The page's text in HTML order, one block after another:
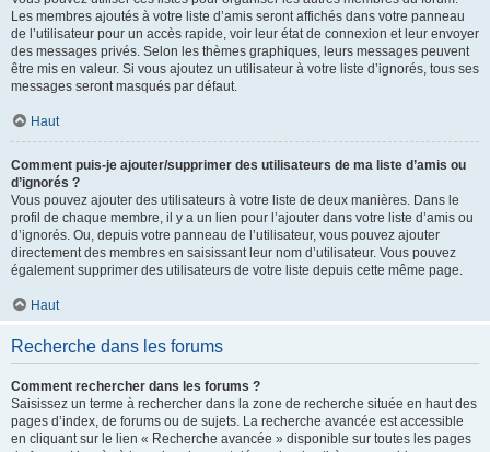
Les membres ajoutés à votre liste d’amis seront affichés dans votre panneau
de l’utilisateur pour un accès rapide, voir leur état de connexion et leur envoyer
des messages privés. Selon les thèmes graphiques, leurs messages peuvent
être mis en valeur. Si vous ajoutez un utilisateur à votre liste d’ignorés, tous ses
messages seront masqués par défaut.
Haut
Comment puis-je ajouter/supprimer des utilisateurs de ma liste d’amis ou
d’ignorés ?
Vous pouvez ajouter des utilisateurs à votre liste de deux manières. Dans le
profil de chaque membre, il y a un lien pour l’ajouter dans votre liste d’amis ou
d’ignorés. Ou, depuis votre panneau de l’utilisateur, vous pouvez ajouter
directement des membres en saisissant leur nom d’utilisateur. Vous pouvez
également supprimer des utilisateurs de votre liste depuis cette même page.
Haut
Recherche dans les forums
Comment rechercher dans les forums ?
Saisissez un terme à rechercher dans la zone de recherche située en haut des
pages d’index, de forums ou de sujets. La recherche avancée est accessible
en cliquant sur le lien « Recherche avancée » disponible sur toutes les pages